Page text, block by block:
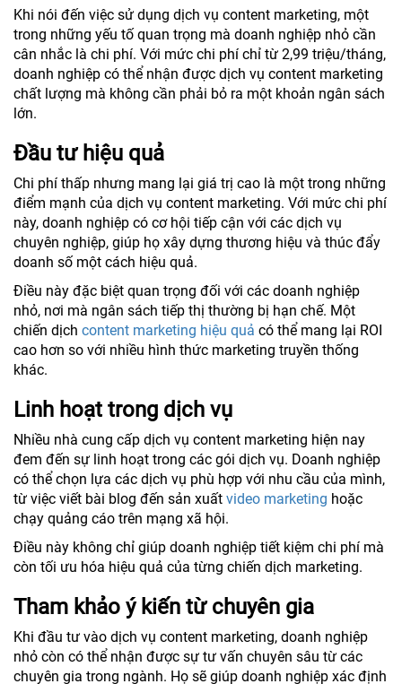
Khi nói đến việc sử dụng dịch vụ content marketing, một
trong những yếu tố quan trọng mà doanh nghiệp nhỏ cần
cân nhắc là chi phí. Với mức chi phí chỉ từ 2,99 triệu/tháng,
doanh nghiệp có thể nhận được dịch vụ content marketing
chất lượng mà không cần phải bỏ ra một khoản ngân sách
lớn.
Đầu tư hiệu quả
Chi phí thấp nhưng mang lại giá trị cao là một trong những
điểm mạnh của dịch vụ content marketing. Với mức chi phí
này, doanh nghiệp có cơ hội tiếp cận với các dịch vụ
chuyên nghiệp, giúp họ xây dựng thương hiệu và thúc đẩy
doanh số một cách hiệu quả.
Điều này đặc biệt quan trọng đối với các doanh nghiệp
nhỏ, nơi mà ngân sách tiếp thị thường bị hạn chế. Một
chiến dịch content marketing hiệu quả có thể mang lại ROI
cao hơn so với nhiều hình thức marketing truyền thống
khác.
Linh hoạt trong dịch vụ
Nhiều nhà cung cấp dịch vụ content marketing hiện nay
đem đến sự linh hoạt trong các gói dịch vụ. Doanh nghiệp
có thể chọn lựa các dịch vụ phù hợp với nhu cầu của mình,
từ việc viết bài blog đến sản xuất video marketing hoặc
chạy quảng cáo trên mạng xã hội.
Điều này không chỉ giúp doanh nghiệp tiết kiệm chi phí mà
còn tối ưu hóa hiệu quả của từng chiến dịch marketing.
Tham khảo ý kiến từ chuyên gia
Khi đầu tư vào dịch vụ content marketing, doanh nghiệp
nhỏ còn có thể nhận được sự tư vấn chuyên sâu từ các
chuyên gia trong ngành. Họ sẽ giúp doanh nghiệp xác định